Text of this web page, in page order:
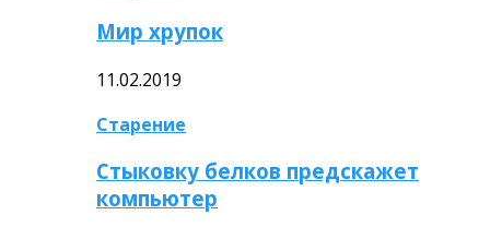
Мир хрупок
11.02.2019
Старение
Стыковку белков предскажет
компьютер